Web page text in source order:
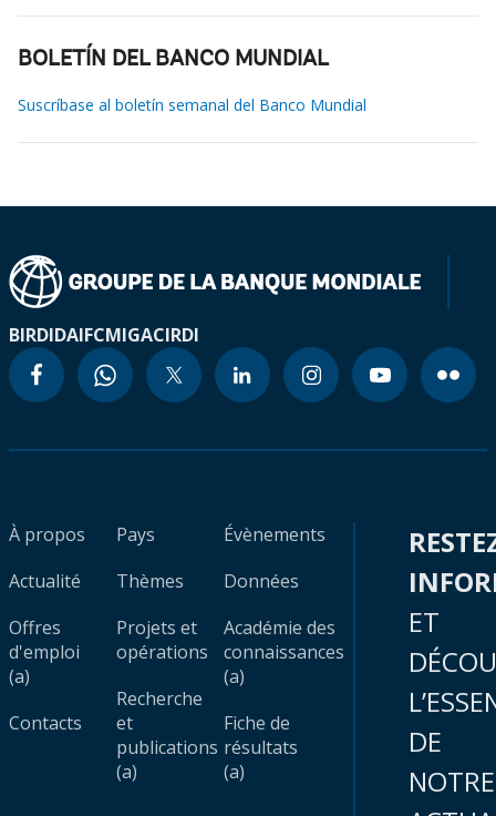
BOLETÍN DEL BANCO MUNDIAL
Suscríbase al boletín semanal del Banco Mundial
BIRDIDAIFCMIGACIRDI
À propos
Actualité
Offres
d'emploi
(a)
Contacts
Pays
Thèmes
Projets et
opérations
Recherche
et
publications
(a)
Évènements
Données
Académie des
connaissances
(a)
Fiche de
résultats
(a)
ET
DE
NOTRE